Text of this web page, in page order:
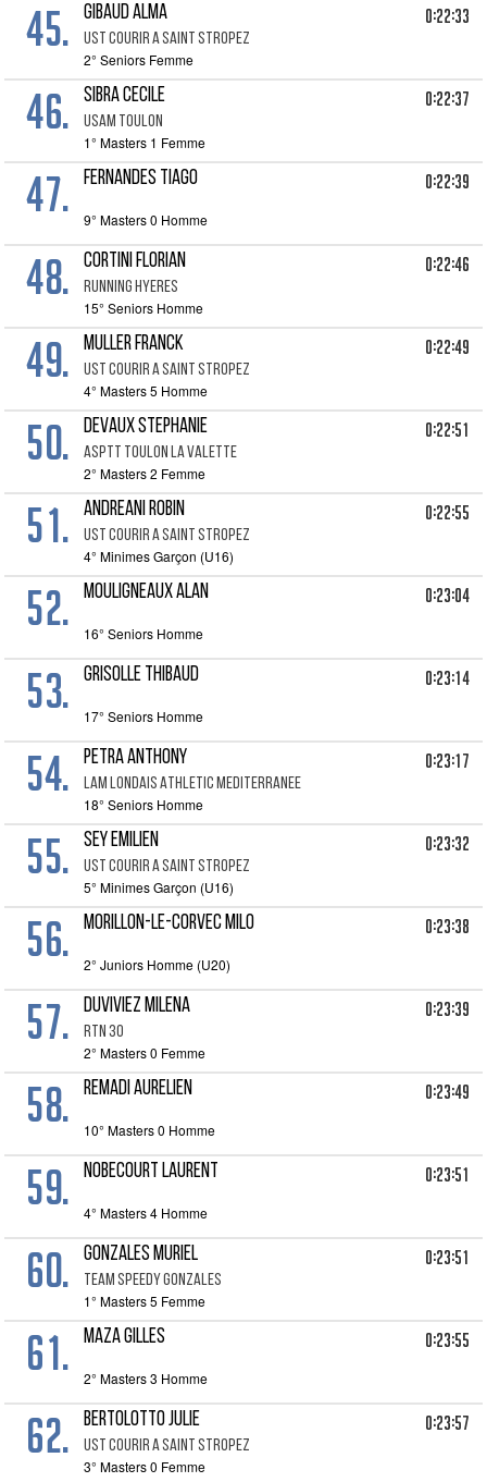
45. GIBAUD ALMA
UST COURIR A SAINT STROPEZ
0:22:33
2° Seniors Femme
46. SIBRA CECILE
USAM TOULON
0:22:37
1° Masters 1 Femme
47. FERNANDES TIAGO 0:22:39
9° Masters 0 Homme
48. CORTINI FLORIAN
RUNNING HYERES
0:22:46
15° Seniors Homme
49. MULLER FRANCK
UST COURIR A SAINT STROPEZ
0:22:49
4° Masters 5 Homme
50. DEVAUX STEPHANIE
ASPTT TOULON LA VALETTE
0:22:51
2° Masters 2 Femme
51. ANDREANI ROBIN
UST COURIR A SAINT STROPEZ
0:22:55
4° Minimes Garçon (U16)
52. MOULIGNEAUX ALAN 0:23:04
16° Seniors Homme
53. GRISOLLE THIBAUD 0:23:14
17° Seniors Homme
54. PETRA ANTHONY
LAM LONDAIS ATHLETIC MEDITERRANEE
0:23:17
18° Seniors Homme
55. SEY EMILIEN
UST COURIR A SAINT STROPEZ
0:23:32
5° Minimes Garçon (U16)
56. MORILLON-LE-CORVEC MILO 0:23:38
2° Juniors Homme (U20)
57. DUVIVIEZ MILENA
RTN 30
0:23:39
2° Masters 0 Femme
58. REMADI AURELIEN 0:23:49
10° Masters 0 Homme
59. NOBECOURT LAURENT 0:23:51
4° Masters 4 Homme
60. GONZALES MURIEL
TEAM SPEEDY GONZALES
0:23:51
1° Masters 5 Femme
61. MAZA GILLES 0:23:55
2° Masters 3 Homme
62. BERTOLOTTO JULIE
UST COURIR A SAINT STROPEZ
0:23:57
3° Masters 0 Femme